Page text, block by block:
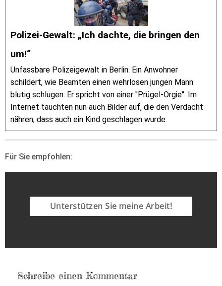
Polizei-Gewalt: „Ich dachte, die bringen den
um!“
Unfassbare Polizeigewalt in Berlin: Ein Anwohner
schildert, wie Beamten einen wehrlosen jungen Mann
blutig schlugen. Er spricht von einer "Prügel-Orgie". Im
Internet tauchten nun auch Bilder auf, die den Verdacht
nähren, dass auch ein Kind geschlagen wurde.
Für Sie empfohlen:
Unterstützen Sie meine Arbeit!
Schreibe einen Kommentar